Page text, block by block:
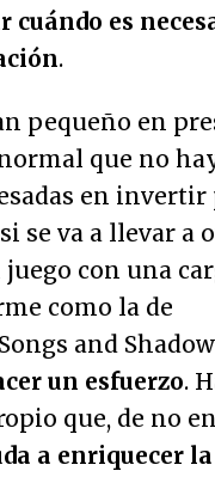
cuándo es
.
pequeño en
que no
en invertir
se va a llevar a
con una
como la de
and
un esfuerzo.
que, de no
a enriquecer